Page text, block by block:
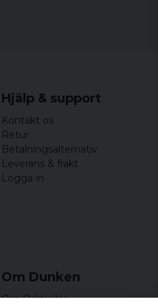
Hjälp & support
Kontakt os
Retur
Betalningsalternativ
Leverans & frakt
Logga in
Om Dunken
Om Oddsailor